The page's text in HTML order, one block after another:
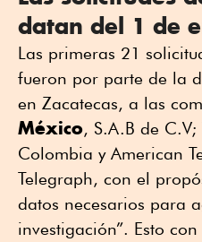
datan del 1 de
Las primeras 21
fueron por parte de la
en Zacatecas, a las
México, S.A.B de
Colombia y American
Telegraph, con el
datos necesarios para
investigación”. Esto